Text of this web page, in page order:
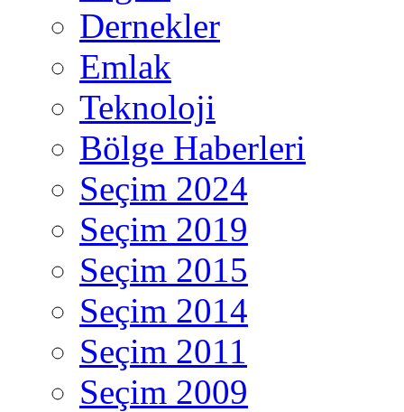
Dernekler
Emlak
Teknoloji
Bölge Haberleri
Seçim 2024
Seçim 2019
Seçim 2015
Seçim 2014
Seçim 2011
Seçim 2009